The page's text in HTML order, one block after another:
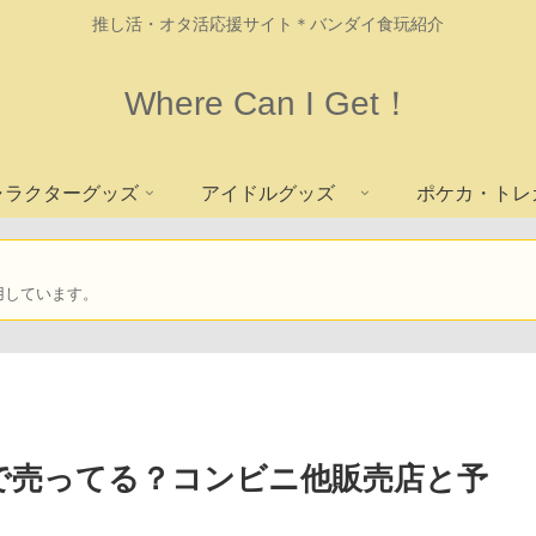
推し活・オタ活応援サイト＊バンダイ食玩紹介
Where Can I Get！
ラクターグッズ アイドルグッズ ポケカ・トレ
ています。
ってる？コンビニ他販売店と予